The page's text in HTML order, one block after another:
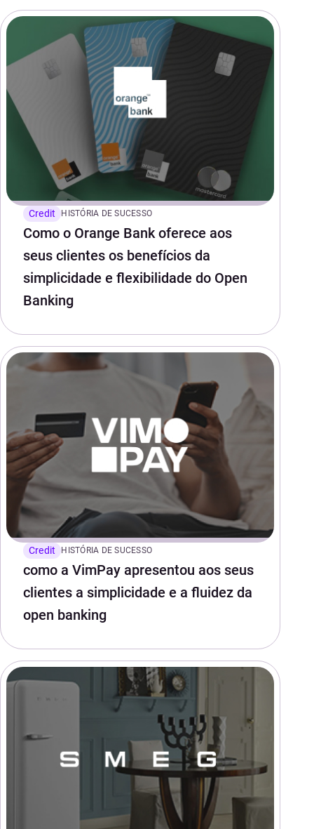
Credit HISTÓRIA DE SUCESSO
Como o Orange Bank oferece aos
seus clientes os benefícios da
simplicidade e flexibilidade do Open
Banking
Credit HISTÓRIA DE SUCESSO
como a VimPay apresentou aos seus
clientes a simplicidade e a fluidez da
open banking